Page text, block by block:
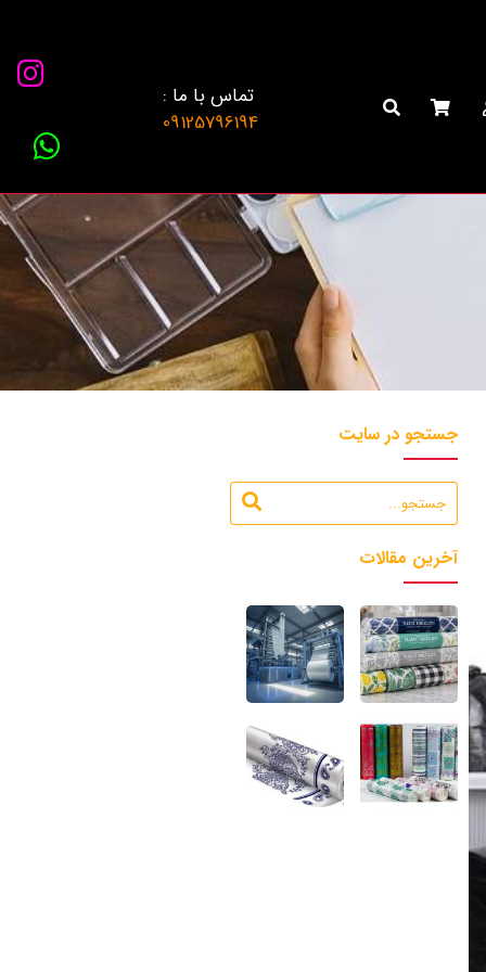
تماس با ما :
09125796194
جستجو در سایت
آخرین مقالات